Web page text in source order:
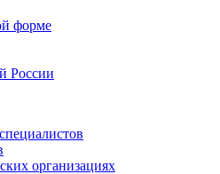
форме
России
организациях